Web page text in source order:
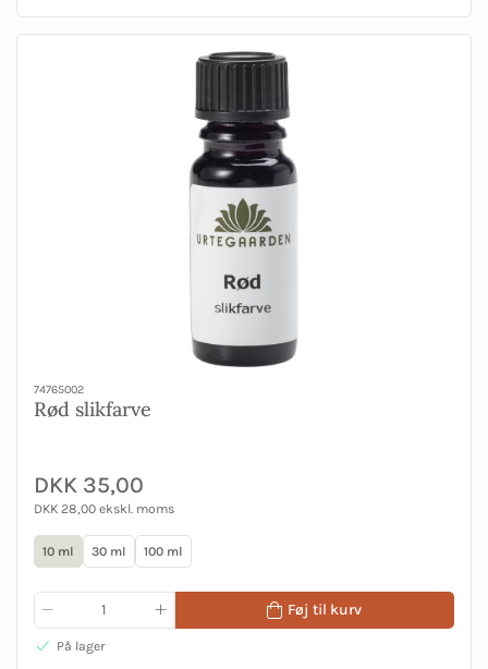
74765002
Rød slikfarve
DKK 35,00
DKK 28,00 ekskl. moms
10 ml 30 ml 100 ml
Føj til kurv
På lager